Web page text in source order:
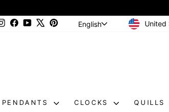
InstagramFacebookYouTube PinterestLANGUAGE
English United
PENDANTS CLOCKS
QUILLS